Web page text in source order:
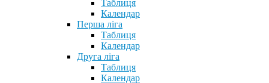
Таблиця
Календар
Перша ліга
Таблиця
Календар
Друга ліга
Таблиця
Календар